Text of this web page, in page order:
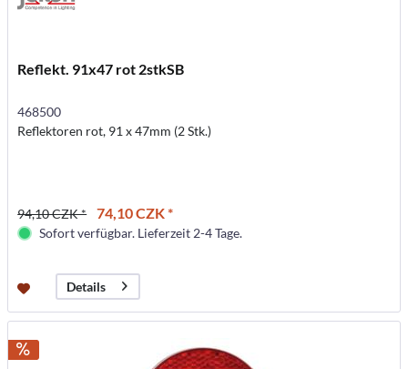
Reflekt. 91x47 rot 2stkSB
468500
Reflektoren rot, 91 x 47mm (2 Stk.)
94,10 CZK * 74,10 CZK *
Sofort verfügbar. Lieferzeit 2-4 Tage.
Details